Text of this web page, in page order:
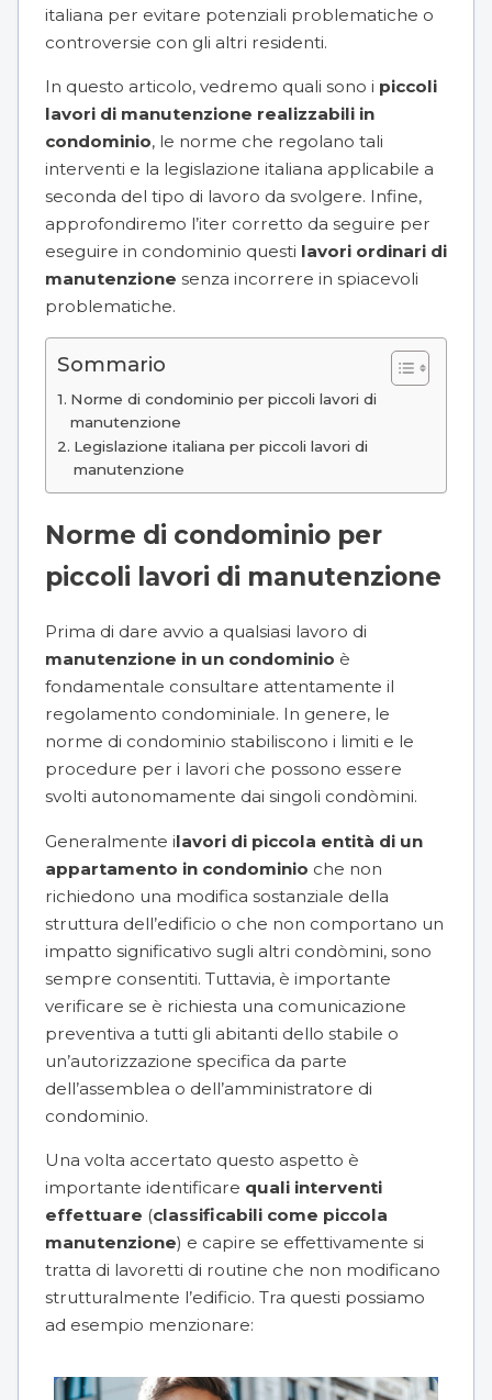
italiana per evitare potenziali problematiche o
controversie con gli altri residenti.
In questo articolo, vedremo quali sono i piccoli
lavori di manutenzione realizzabili in
condominio, le norme che regolano tali
interventi e la legislazione italiana applicabile a
seconda del tipo di lavoro da svolgere. Infine,
approfondiremo l’iter corretto da seguire per
eseguire in condominio questi lavori ordinari di
manutenzione senza incorrere in spiacevoli
problematiche.
Sommario
Norme di condominio per piccoli lavori di
manutenzione
Legislazione italiana per piccoli lavori di
manutenzione
Norme di condominio per
piccoli lavori di manutenzione
Prima di dare avvio a qualsiasi lavoro di
manutenzione in un condominio è
fondamentale consultare attentamente il
regolamento condominiale. In genere, le
norme di condominio stabiliscono i limiti e le
procedure per i lavori che possono essere
svolti autonomamente dai singoli condòmini.
Generalmente ilavori di piccola entità di un
appartamento in condominio che non
richiedono una modifica sostanziale della
struttura dell’edificio o che non comportano un
impatto significativo sugli altri condòmini, sono
sempre consentiti. Tuttavia, è importante
verificare se è richiesta una comunicazione
preventiva a tutti gli abitanti dello stabile o
un’autorizzazione specifica da parte
dell’assemblea o dell’amministratore di
condominio.
Una volta accertato questo aspetto è
importante identificare quali interventi
effettuare (classificabili come piccola
manutenzione) e capire se effettivamente si
tratta di lavoretti di routine che non modificano
strutturalmente l’edificio. Tra questi possiamo
ad esempio menzionare: